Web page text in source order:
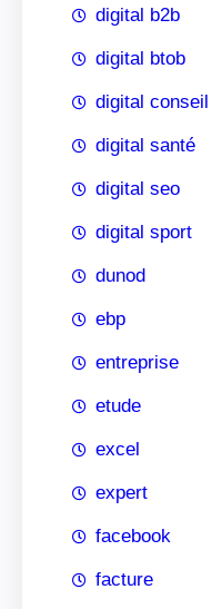
digital b2b
digital btob
digital conseil
digital santé
digital seo
digital sport
dunod
ebp
entreprise
etude
excel
expert
facebook
facture